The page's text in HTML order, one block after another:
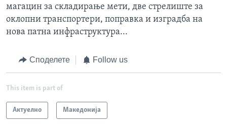
магацин за складирање мети, две стрелиште за
оклопни транспортери, поправка и изградба на
нова патна инфраструктура...
Споделете Follow us
This item is part of
Актуелно Македонија